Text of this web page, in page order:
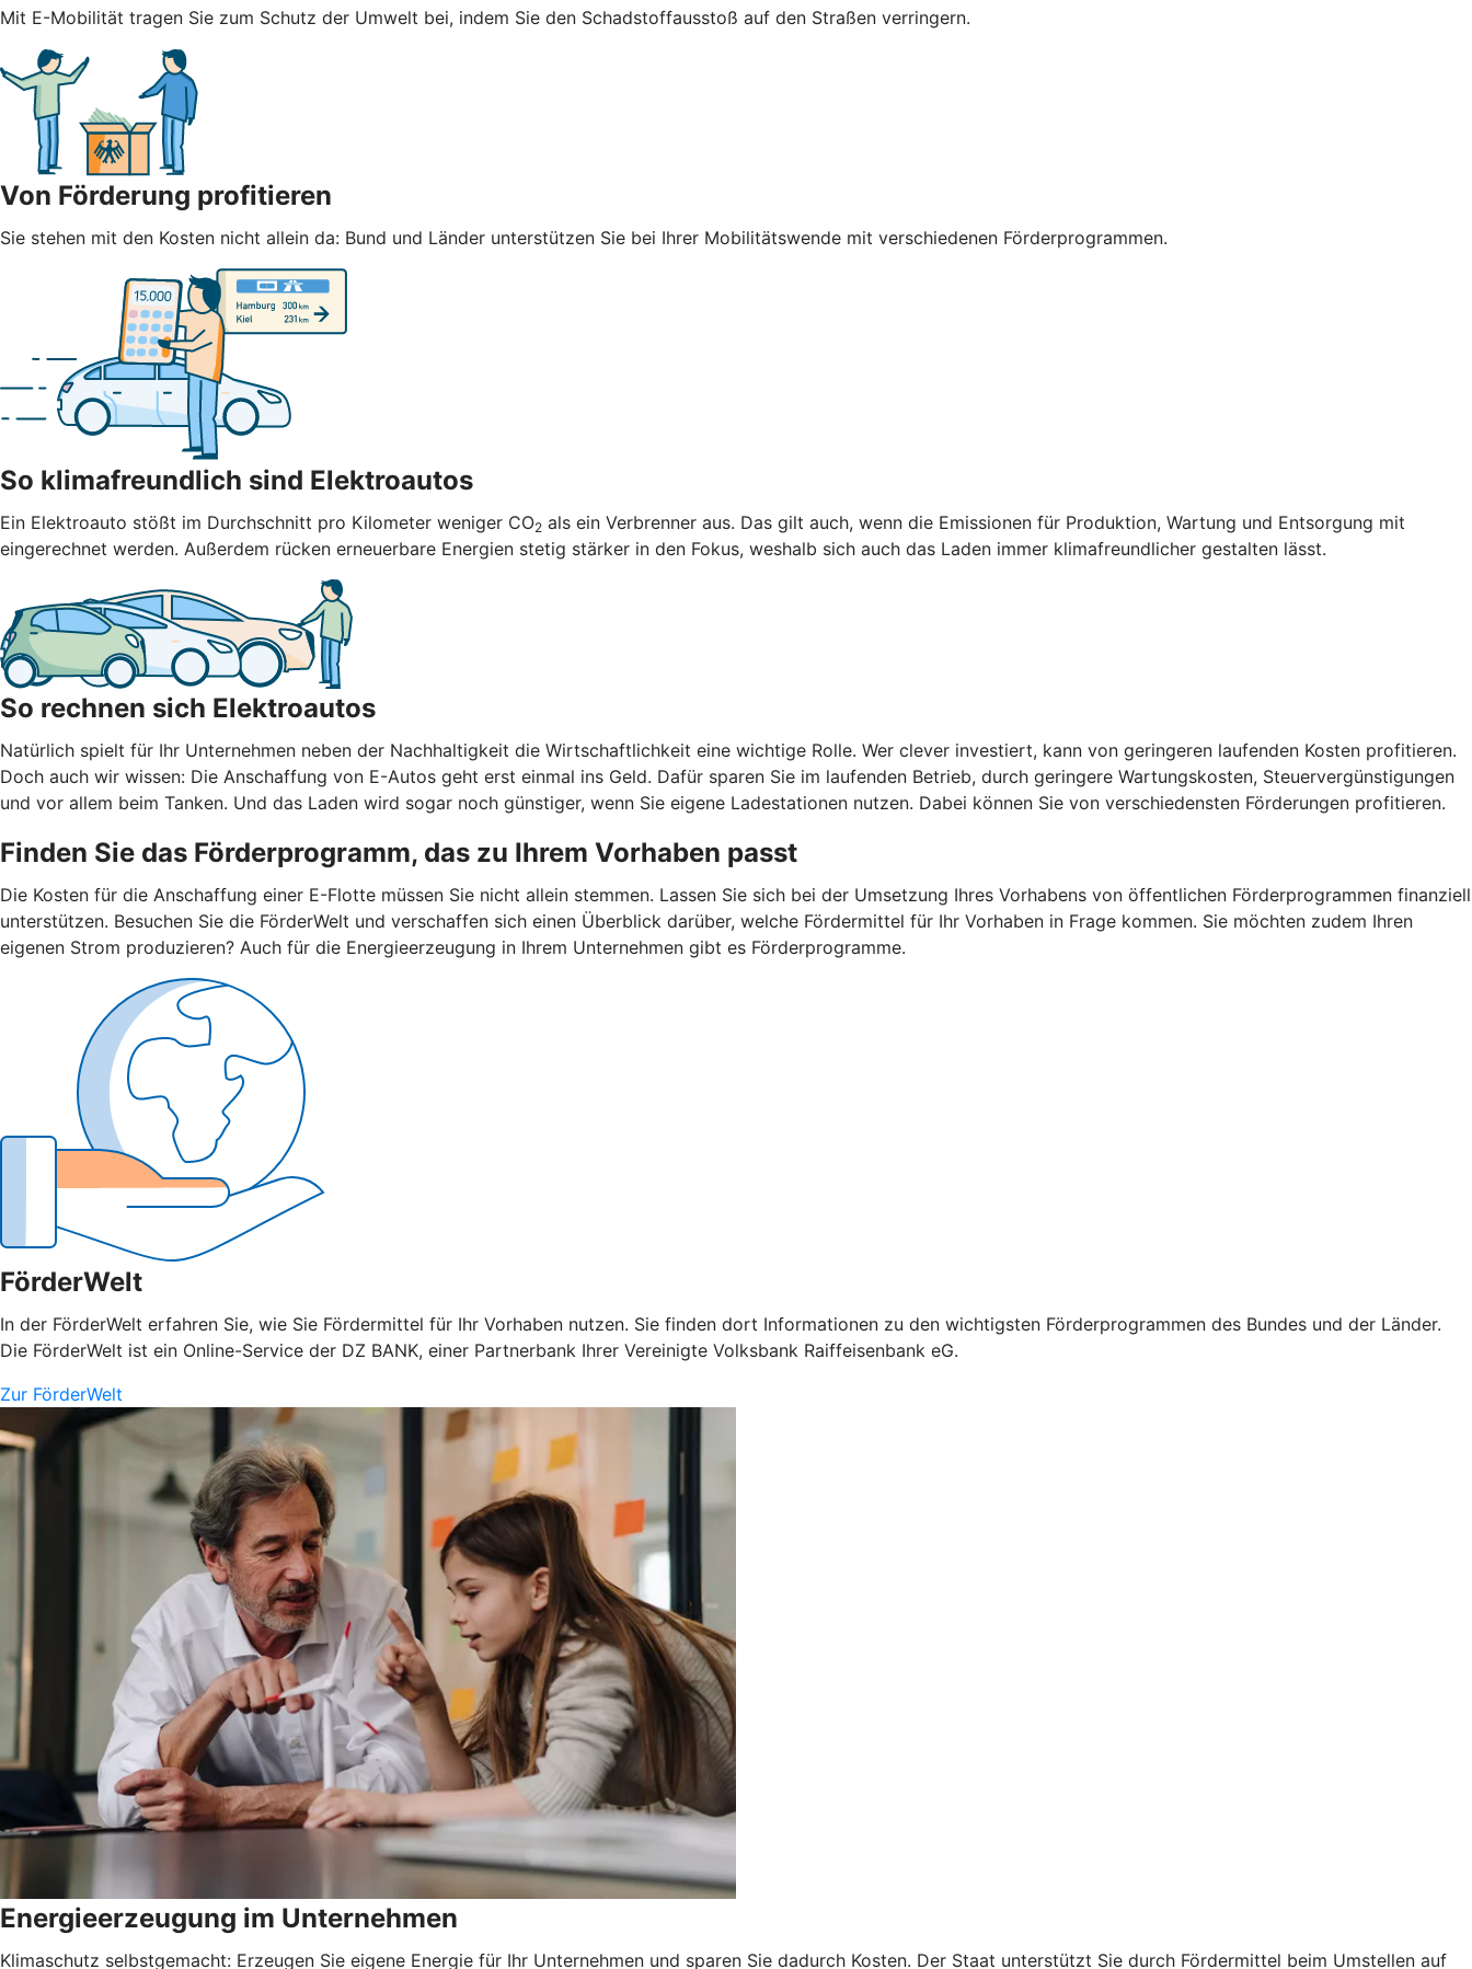
Mit E-Mobilität tragen Sie zum Schutz der Umwelt bei, indem Sie den Schadstoffausstoß auf den Straßen verringern.
Von Förderung profitieren
Sie stehen mit den Kosten nicht allein da: Bund und Länder unterstützen Sie bei Ihrer Mobilitätswende mit verschiedenen Förderprogrammen.
So klimafreundlich sind Elektroautos
Ein Elektroauto stößt im Durchschnitt pro Kilometer weniger CO2 als ein Verbrenner aus. Das gilt auch, wenn die Emissionen für Produktion, Wartung und Entsorgung mit
eingerechnet werden. Außerdem rücken erneuerbare Energien stetig stärker in den Fokus, weshalb sich auch das Laden immer klimafreundlicher gestalten lässt.
So rechnen sich Elektroautos
Natürlich spielt für Ihr Unternehmen neben der Nachhaltigkeit die Wirtschaftlichkeit eine wichtige Rolle. Wer clever investiert, kann von geringeren laufenden Kosten profitieren.
Doch auch wir wissen: Die Anschaffung von E-Autos geht erst einmal ins Geld. Dafür sparen Sie im laufenden Betrieb, durch geringere Wartungskosten, Steuervergünstigungen
und vor allem beim Tanken. Und das Laden wird sogar noch günstiger, wenn Sie eigene Ladestationen nutzen. Dabei können Sie von verschiedensten Förderungen profitieren.
Finden Sie das Förderprogramm, das zu Ihrem Vorhaben passt
Die Kosten für die Anschaffung einer E-Flotte müssen Sie nicht allein stemmen. Lassen Sie sich bei der Umsetzung Ihres Vorhabens von öffentlichen Förderprogrammen finanziell
unterstützen. Besuchen Sie die FörderWelt und verschaffen sich einen Überblick darüber, welche Fördermittel für Ihr Vorhaben in Frage kommen. Sie möchten zudem Ihren
eigenen Strom produzieren? Auch für die Energieerzeugung in Ihrem Unternehmen gibt es Förderprogramme.
FörderWelt
In der FörderWelt erfahren Sie, wie Sie Fördermittel für Ihr Vorhaben nutzen. Sie finden dort Informationen zu den wichtigsten Förderprogrammen des Bundes und der Länder.
Die FörderWelt ist ein Online-Service der DZ BANK, einer Partnerbank Ihrer Vereinigte Volksbank Raiffeisenbank eG.
Zur FörderWelt
Energieerzeugung im Unternehmen
Klimaschutz selbstgemacht: Erzeugen Sie eigene Energie für Ihr Unternehmen und sparen Sie dadurch Kosten. Der Staat unterstützt Sie durch Fördermittel beim Umstellen auf